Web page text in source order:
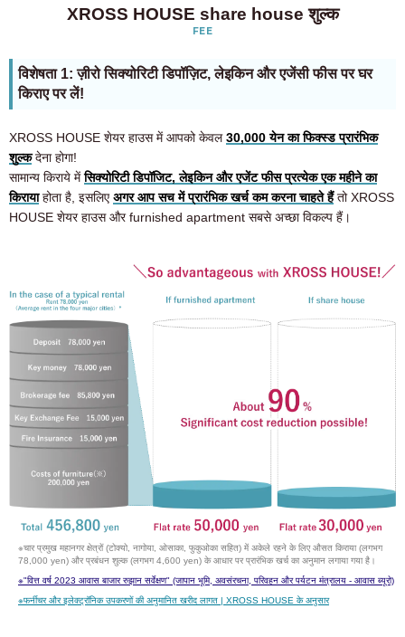
XROSS HOUSE share house शुल्क
FEE
विशेषता 1: ज़ीरो सिक्योरिटी डिपॉज़िट, लेइकिन और एजेंसी फीस पर घर
किराए पर लें!
XROSS HOUSE शेयर हाउस में आपको केवल30,000 येन का फिक्स्ड प्रारंभिक
शुल्कदेना होगा!
सामान्य किराये मेंसिक्योरिटी डिपॉजिट, लेइकिन और एजेंट फीस प्रत्येक एक महीने का
किरायाहोता है, इसलिएअगर आप सच में प्रारंभिक खर्च कम करना चाहते हैंतो XROSS
HOUSE शेयर हाउस और furnished apartment सबसे अच्छा विकल्प हैं।
※चार प्रमुख महानगर क्षेत्रों (टोक्यो, नागोया, ओसाका, फुकुओका सहित) में अकेले रहने के लिए औसत किराया (लगभग
78,000 yen) और प्रबंधन शुल्क (लगभग 4,600 yen) के आधार पर प्रारंभिक खर्च का अनुमान लगाया गया है।
※"वित्त वर्ष 2023 आवास बाजार रुझान सर्वेक्षण" (जापान भूमि, अवसंरचना, परिवहन और पर्यटन मंत्रालय - आवास ब्यूरो)
※फर्नीचर और इलेक्ट्रॉनिक उपकरणों की अनुमानित खरीद लागत | XROSS HOUSE के अनुसार